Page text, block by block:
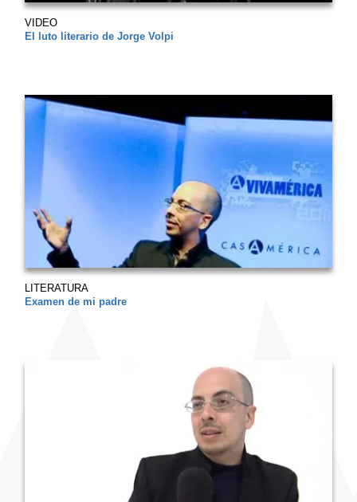
VIDEO
El luto literario de Jorge Volpi
LITERATURA
Examen de mi padre